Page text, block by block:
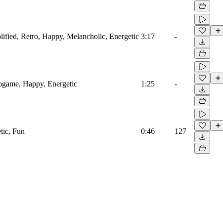
Retro, Happy, Melancholic, Energetic 3:17 -
Happy, Energetic 1:25 -
Fun 0:46 127